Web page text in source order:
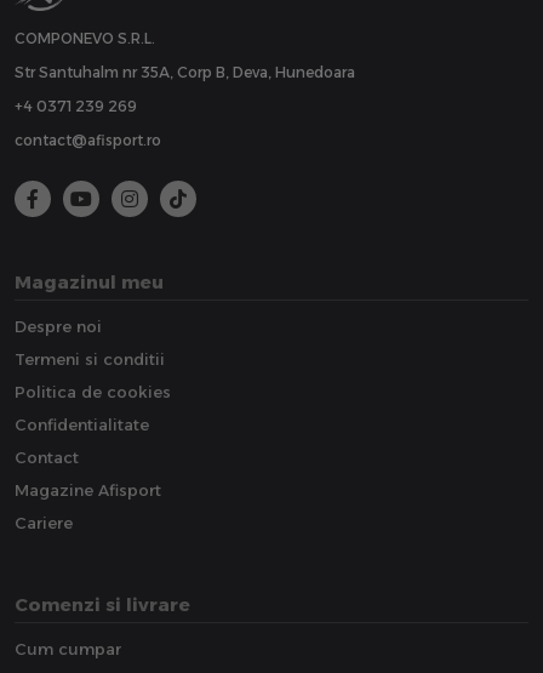
COMPONEVO S.R.L.
Str Santuhalm nr 35A, Corp B, Deva, Hunedoara
+4 0371 239 269
contact@afisport.ro
Magazinul meu
Despre noi
Termeni si conditii
Politica de cookies
Confidentialitate
Contact
Magazine Afisport
Cariere
Comenzi si livrare
Cum cumpar